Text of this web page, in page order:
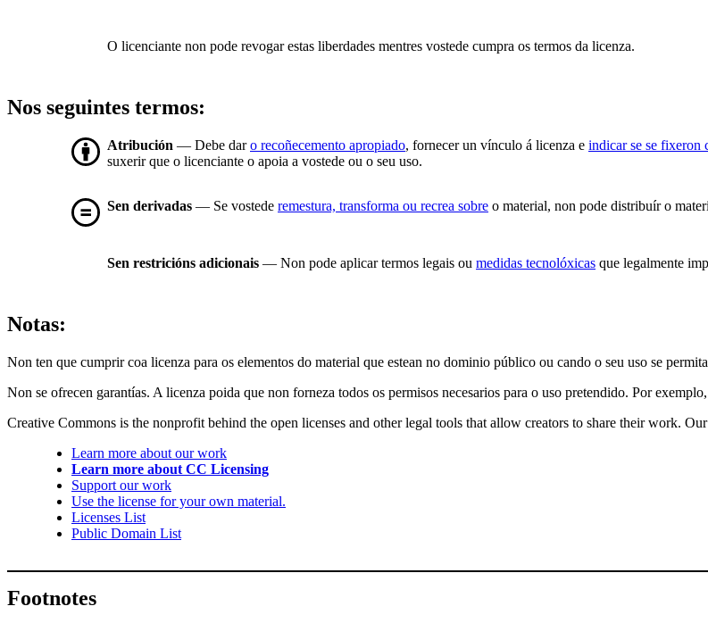
O licenciante non pode revogar estas liberdades mentres vostede cumpra os termos da licenza.
Nos seguintes termos:
Atribución — Debe daro recoñecemento apropiado, fornecer un vínculo á licenza e indicar se se fixeron
suxerir que o licenciante o apoia a vostede ou o seu uso.
Sen derivadas — Se vostede remestura, transforma ou recrea sobre o material, non pode distribuír o
Sen restricións adicionais — Non pode aplicar termos legais ou medidas tecnolóxicas que legalmente
Notas:
Non ten que cumprir coa licenza para os elementos do material que estean no dominio público ou cando o seu uso se
Non se ofrecen garantías. A licenza poida que non forneza todos os permisos necesarios para o uso pretendido. Por
Creative Commons is the nonprofit behind the open licenses and other legal tools that allow creators to share their work.
Learn more about our work
Learn more about CC Licensing
Support our work
Use the license for your own material.
Licenses List
Public Domain List
Footnotes